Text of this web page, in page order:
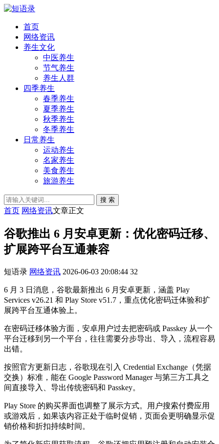
首页
网络资讯
养生文化
中医养生
节气养生
养生人群
四季养生
春季养生
夏季养生
秋季养生
冬季养生
日常养生
运动养生
名家养生
美食养生
旅游养生
搜 索
首页 网络资讯文章正文
谷歌推出 6 月安卓更新：优化密码迁移、
扩展跨平台互通兼容
短语录 网络资讯 2026-06-03 20:08:44 32
6 月 3 日消息，谷歌最新推出 6 月安卓更新，涵盖 Play
Services v26.21 和 Play Store v51.7，重点优化密码迁体验和扩
展跨平台互通体验上。
在密码迁移体验方面，安卓用户过去把密码或 Passkey 从一个
平台迁移到另一个平台，往往需要分步导出、导入，流程容易
出错。
按照官方更新日志，谷歌现在引入 Credential Exchange（凭据
交换）标准，能在 Google Password Manager 与第三方工具之
间直接导入、导出传统密码和 Passkey。
Play Store 的购买界面也调整了展示方式。用户搜索付费应用
或游戏后，如果该内容正处于临时促销，页面会更明确显示促
销价格和折扣持续时间。